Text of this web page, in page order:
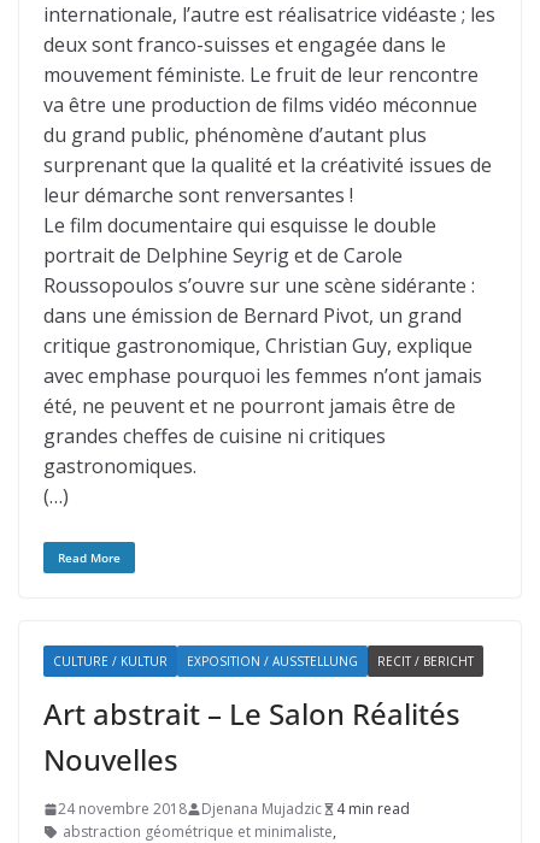
internationale, l’autre est réalisatrice vidéaste ; les
deux sont franco-suisses et engagée dans le
mouvement féministe. Le fruit de leur rencontre
va être une production de films vidéo méconnue
du grand public, phénomène d’autant plus
surprenant que la qualité et la créativité issues de
leur démarche sont renversantes !
Le film documentaire qui esquisse le double
portrait de Delphine Seyrig et de Carole
Roussopoulos s’ouvre sur une scène sidérante :
dans une émission de Bernard Pivot, un grand
critique gastronomique, Christian Guy, explique
avec emphase pourquoi les femmes n’ont jamais
été, ne peuvent et ne pourront jamais être de
grandes cheffes de cuisine ni critiques
gastronomiques.
(…)
Read More
CULTURE / KULTUR EXPOSITION / AUSSTELLUNG RECIT / BERICHT
Art abstrait – Le Salon Réalités
Nouvelles
24 novembre 2018 Djenana Mujadzic
4 min read
abstraction géométrique et minimaliste,